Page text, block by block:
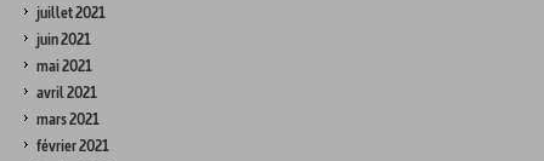
juillet 2021
juin 2021
mai 2021
avril 2021
mars 2021
février 2021